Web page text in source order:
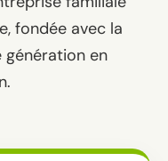
fondée avec la
en